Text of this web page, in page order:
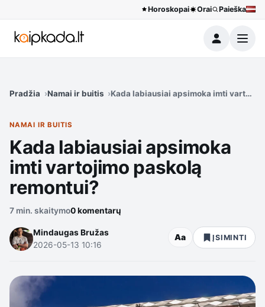
Horoskopai Orai Paieška
Meniu
Pradžia Namai ir buitis Kada labiausiai apsimoka imti
NAMAI IR BUITIS
Kada labiausiai apsimoka
imti vartojimo paskolą
remontui?
7 min. skaitymo0 komentarų
Mindaugas Bružas
2026-05-13 10:16
Aa ĮSIMINTI